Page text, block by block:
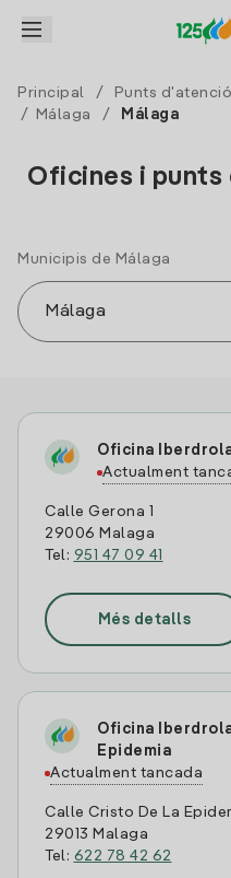
Principal /
Punts
/
Málaga / Málaga
Oficines i punts
Municipis de Málaga
Oficina
Actualment
Calle Gerona 1
29006 Malaga
Tel: 951 47 09 41
Més detalls
Oficina
Epidemia
Actualment tancada
Calle Cristo De La
29013 Malaga
Tel: 622 78 42 62